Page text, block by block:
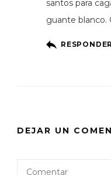
santos para
guante blanco.
RESPONDER
DEJAR UN